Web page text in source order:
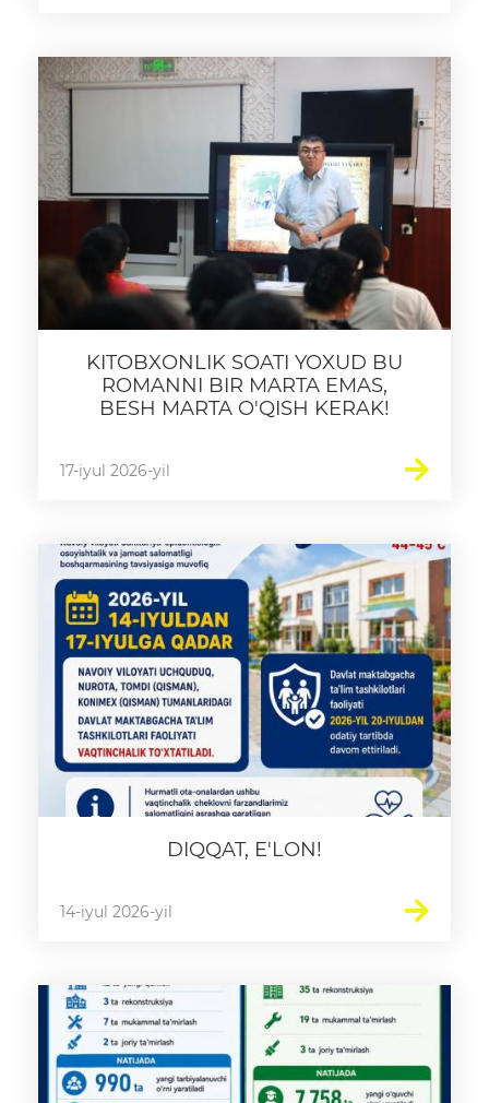
KITOBXONLIK SOATI YOXUD BU
ROMANNI BIR MARTA EMAS,
BESH MARTA O'QISH KERAK!
17-iyul 2026-yil
DIQQAT, E'LON!
14-iyul 2026-yil